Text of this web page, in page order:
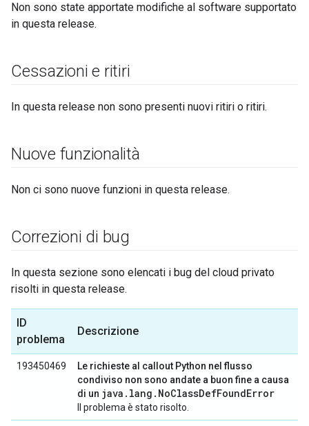
Non sono state apportate modifiche al software supportato
in questa release.
Cessazioni e ritiri
In questa release non sono presenti nuovi ritiri o ritiri.
Nuove funzionalità
Non ci sono nuove funzioni in questa release.
Correzioni di bug
In questa sezione sono elencati i bug del cloud privato
risolti in questa release.
ID
problema
Descrizione
193450469
Le richieste al callout Python nel flusso
condiviso non sono andate a buon fine a causa
di un java.lang.NoClassDefFoundError
Il problema è stato risolto.